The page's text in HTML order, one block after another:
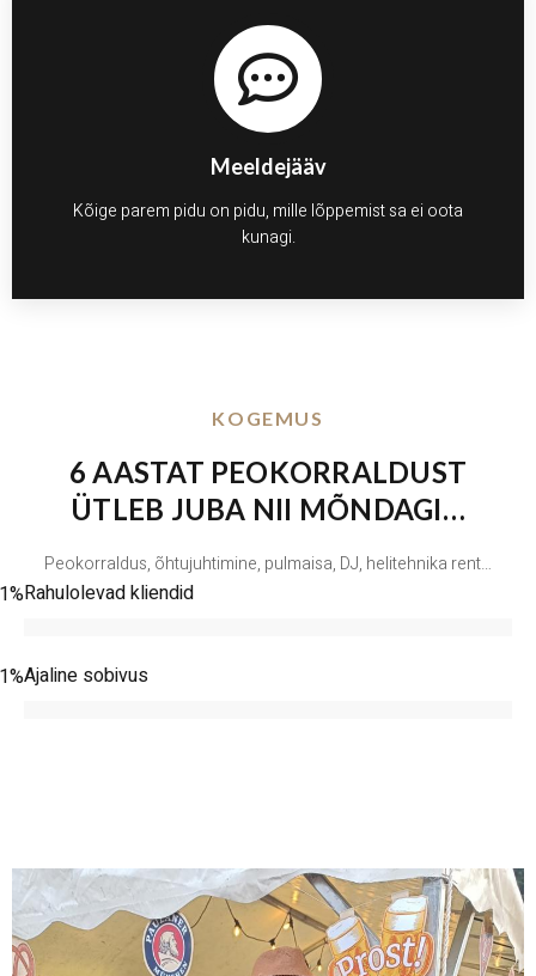
Meeldejääv
Kõige parem pidu on pidu, mille lõppemist sa ei oota
kunagi.
KOGEMUS
6 AASTAT PEOKORRALDUST
ÜTLEB JUBA NII MÕNDAGI…
Peokorraldus, õhtujuhtimine, pulmaisa, DJ, helitehnika rent…
Rahulolevad kliendid
99%
Ajaline sobivus
85%